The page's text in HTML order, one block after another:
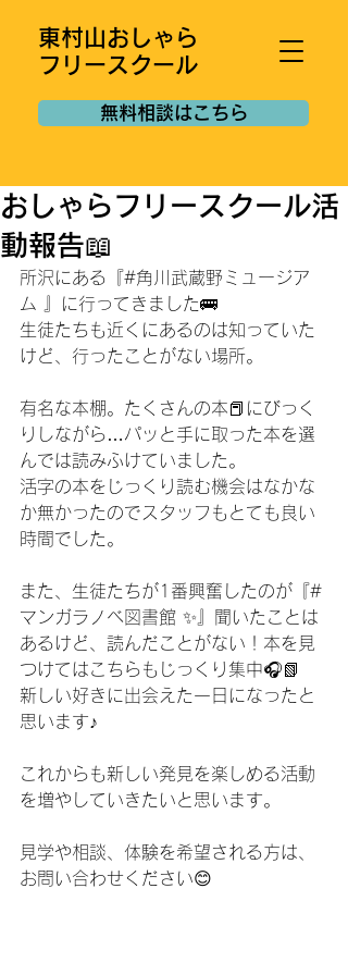
東村山おしゃら
フリースクール
無料相談はこちら
おしゃらフリースクール活
動報告📖
所沢にある『#角川武蔵野ミュージア
ム 』に行ってきました🚌
生徒たちも近くにあるのは知っていた
けど、行ったことがない場所。
有名な本棚。たくさんの本📕にびっく
りしながら…パッと手に取った本を選
んでは読みふけていました。
活字の本をじっくり読む機会はなかな
か無かったのでスタッフもとても良い
時間でした。
また、生徒たちが1番興奮したのが『#
マンガラノベ図書館 ✨』聞いたことは
あるけど、読んだことがない！本を見
つけてはこちらもじっくり集中🎧📗
新しい好きに出会えた一日になったと
思います♪
これからも新しい発見を楽しめる活動
を増やしていきたいと思います。
見学や相談、体験を希望される方は、
お問い合わせください😊